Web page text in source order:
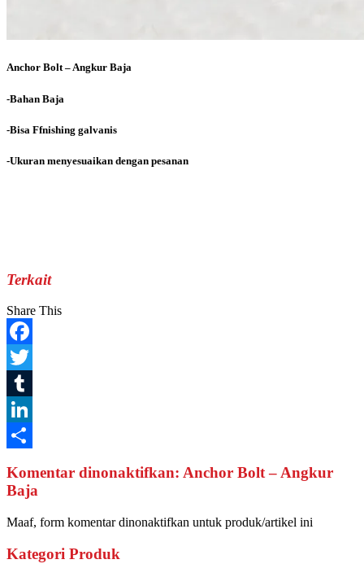
Anchor Bolt – Angkur Baja
-Bahan Baja
-Bisa Ffnishing galvanis
-Ukuran menyesuaikan dengan pesanan
Terkait
Share This
Facebook
Twitter
Tumblr
LinkedIn
Komentar dinonaktifkan: Anchor Bolt – Angkur
Baja
Maaf, form komentar dinonaktifkan untuk produk/artikel ini
Kategori Produk